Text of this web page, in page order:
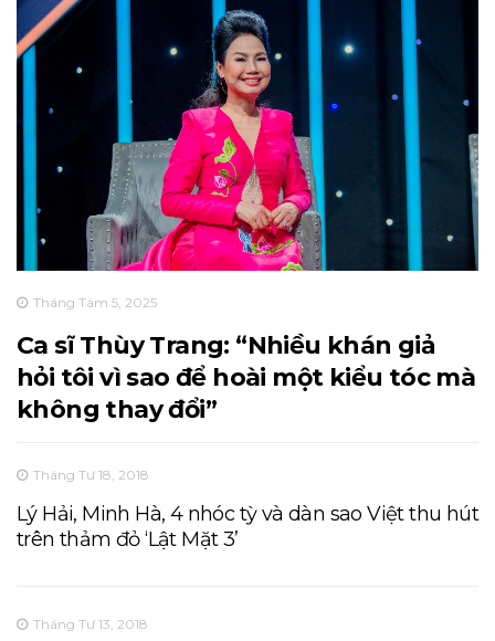
Tháng Tám 5, 2025
Ca sĩ Thùy Trang: “Nhiều khán giả
hỏi tôi vì sao để hoài một kiểu tóc mà
không thay đổi”
Tháng Tư 18, 2018
Lý Hải, Minh Hà, 4 nhóc tỳ và dàn sao Việt thu hút
trên thảm đỏ ‘Lật Mặt 3’
Tháng Tư 13, 2018